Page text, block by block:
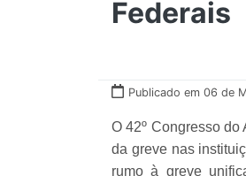
Federais
Publicado em 06 de
O 42º Congresso
da greve nas
rumo à greve